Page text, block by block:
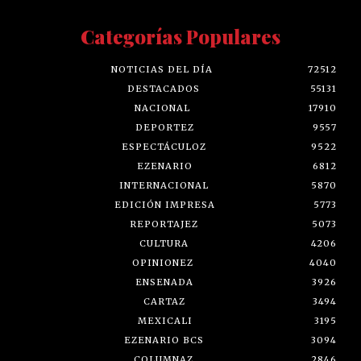
Categorías Populares
NOTICIAS DEL DÍA
72512
DESTACADOS
55131
NACIONAL
17910
DEPORTEZ
9557
ESPECTÁCULOZ
9522
EZENARIO
6812
INTERNACIONAL
5870
EDICIÓN IMPRESA
5773
REPORTAJEZ
5073
CULTURA
4206
OPINIONEZ
4040
ENSENADA
3926
CARTAZ
3494
MEXICALI
3195
EZENARIO BCS
3094